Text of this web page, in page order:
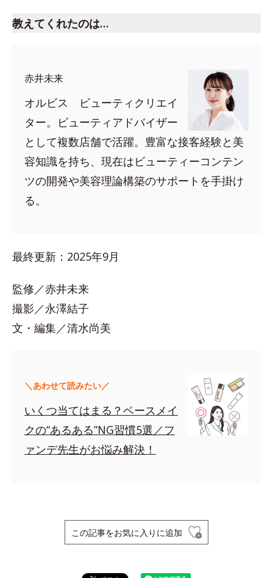
教えてくれたのは…
赤井未来
オルビス ビューティクリエイ
ター。ビューティアドバイザー
として複数店舗で活躍。豊富な接客経験と美
容知識を持ち、現在はビューティーコンテン
ツの開発や美容理論構築のサポートを手掛け
る。
最終更新：2025年9月
監修／赤井未来
撮影／永澤結子
文・編集／清水尚美
＼あわせて読みたい／
いくつ当てはまる？ベースメイ
クの“あるある”NG習慣5選／フ
ァンデ先生がお悩み解決！
この記事をお気に入りに追加